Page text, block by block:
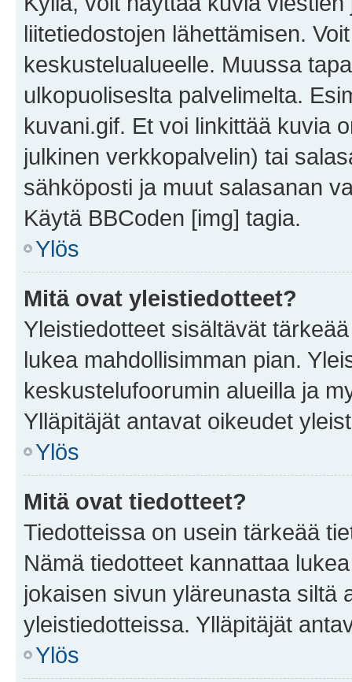
liitetiedostojen lähettämisen.
keskustelualueelle. Muussa
ulkopuoliseslta palvelimelta.
kuvani.gif. Et voi linkittää kuvia
julkinen verkkopalvelin) tai
sähköposti ja muut salasanan
Käytä BBCoden [img] tagia.
Ylös
Mitä ovat yleistiedotteet?
Yleistiedotteet sisältävät
lukea mahdollisimman pian.
keskustelufoorumin alueilla ja
Ylläpitäjät antavat oikeudet
Ylös
Mitä ovat tiedotteet?
Tiedotteissa on usein tärkeää
Nämä tiedotteet kannattaa
jokaisen sivun yläreunasta siltä
yleistiedotteissa. Ylläpitäjät
Ylös